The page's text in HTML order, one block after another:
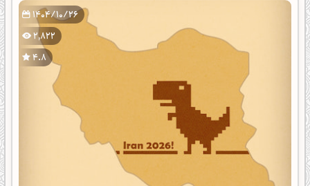
1404/10/26
2,822
4.8